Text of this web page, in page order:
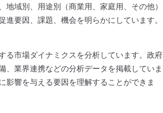
域別、用途別（商業用、家庭用、その他）
要因、課題、機会を明らかにしています。
る市場ダイナミクスを分析しています。政府
業界連携などの分析データを掲載していま
響を与える要因を理解することができま